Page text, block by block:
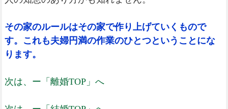
その家のルールはその家で作り上げていくもので
す。これも夫婦円満の作業のひとつということにな
ります。
次は、ー「離婚TOP」へ